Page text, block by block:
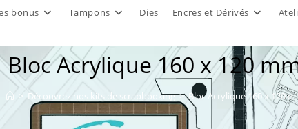
bonus Tampons Dies Encres et Dérivés
Bloc Acrylique 160 x 120
> Découvrez nos kits de scrapbooking > Bloc Acrylique 160 x 120